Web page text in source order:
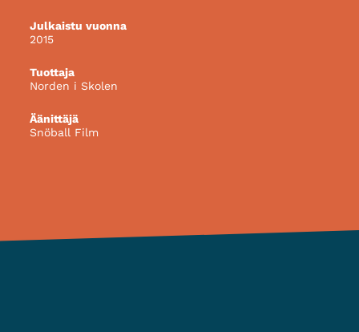
Julkaistu vuonna
2015
Tuottaja
Norden i Skolen
Äänittäjä
Snöball Film